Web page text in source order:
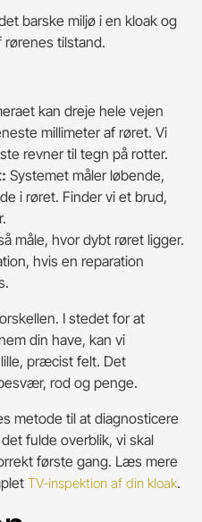
barske miljø i en kloak og
rørenes tilstand.
kan dreje hele vejen
millimeter af røret. Vi
revner til tegn på rotter.
Systemet måler løbende,
i røret. Finder vi et brud,
måle, hvor dybt røret ligger.
hvis en reparation
I stedet for at
din have, kan vi
præcist felt. Det
rod og penge.
metode til at diagnosticere
fulde overblik, vi skal
første gang. Læs mere
TV-inspektion af din kloak.